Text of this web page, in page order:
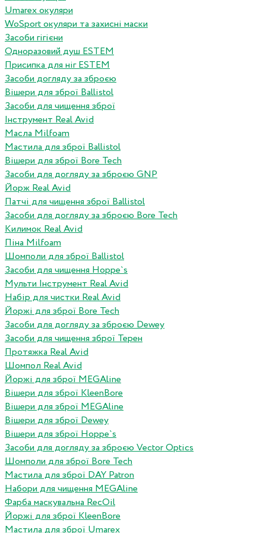
Umarex окуляри
WoSport окуляри та захисні маски
Засоби гігієни
Одноразовий душ ESTEM
Присипка для ніг ESTEM
Засоби догляду за зброєю
Вішери для зброї Ballistol
Засоби для чищення зброї
Інструмент Real Avid
Масла Milfoam
Мастила для зброї Ballistol
Вішери для зброї Bore Tech
Засоби для догляду за зброєю GNP
Йорж Real Avid
Патчі для чищення зброї Ballistol
Засоби для догляду за зброєю Bore Tech
Килимок Real Avid
Піна Milfoam
Шомполи для зброї Ballistol
Засоби для чищення Hoppe`s
Мульти Інструмент Real Avid
Набір для чистки Real Avid
Йоржі для зброї Bore Tech
Засоби для догляду за зброєю Dewey
Засоби для чищення зброї Терен
Протяжка Real Avid
Шомпол Real Avid
Йоржі для зброї MEGAline
Вішери для зброї KleenBore
Вішери для зброї MEGAline
Вішери для зброї Dewey
Вішери для зброї Hoppe`s
Засоби для догляду за зброєю Vector Optics
Шомполи для зброї Bore Tech
Мастила для зброї DAY Patron
Набори для чищення MEGAline
Фарба маскувальна RecOil
Йоржі для зброї KleenBore
Мастила для зброї Umarex